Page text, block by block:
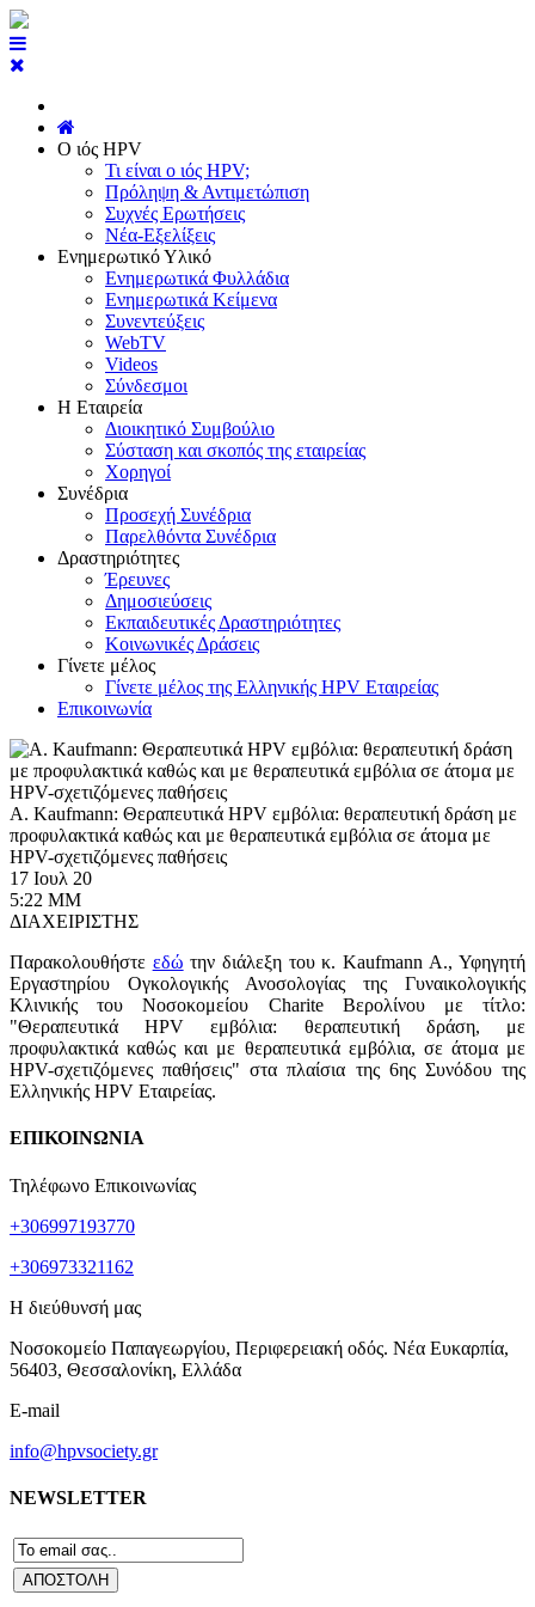
Ο ιός HPV
Τι είναι ο ιός HPV;
Πρόληψη & Αντιμετώπιση
Συχνές Ερωτήσεις
Νέα-Εξελίξεις
Ενημερωτικό Υλικό
Ενημερωτικά Φυλλάδια
Ενημερωτικά Κείμενα
Συνεντεύξεις
WebTV
Videos
Σύνδεσμοι
Η Εταιρεία
Διοικητικό Συμβούλιο
Σύσταση και σκοπός της εταιρείας
Χορηγοί
Συνέδρια
Προσεχή Συνέδρια
Παρελθόντα Συνέδρια
Δραστηριότητες
Έρευνες
Δημοσιεύσεις
Εκπαιδευτικές Δραστηριότητες
Κοινωνικές Δράσεις
Γίνετε μέλος
Γίνετε μέλος της Ελληνικής HPV Εταιρείας
Επικοινωνία
A. Kaufmann: Θεραπευτικά HPV εμβόλια: θεραπευτική δράση με
προφυλακτικά καθώς και με θεραπευτικά εμβόλια σε άτομα με
HPV-σχετιζόμενες παθήσεις
17 Ιουλ 20
5:22 ΜΜ
ΔΙΑΧΕΙΡΙΣΤΗΣ
Παρακολουθήστε εδώ την διάλεξη του κ. Kaufmann Α., Υφηγητή
Εργαστηρίου Ογκολογικής Ανοσολογίας της Γυναικολογικής
Κλινικής του Νοσοκομείου Charite Βερολίνου με τίτλο:
"Θεραπευτικά HPV εμβόλια: θεραπευτική δράση, με
προφυλακτικά καθώς και με θεραπευτικά εμβόλια, σε άτομα με
HPV-σχετιζόμενες παθήσεις" στα πλαίσια της 6ης Συνόδου της
Ελληνικής HPV Εταιρείας.
ΕΠΙΚΟΙΝΩΝΙΑ
Τηλέφωνο Επικοινωνίας
+306997193770
+306973321162
Η διεύθυνσή μας
Νοσοκομείο Παπαγεωργίου, Περιφερειακή οδός. Νέα Ευκαρπία,
56403, Θεσσαλονίκη, Ελλάδα
E-mail
info@hpvsociety.gr
NEWSLETTER